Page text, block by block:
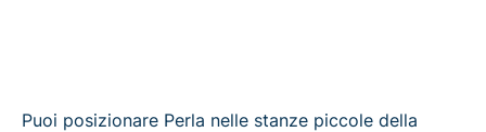
Puoi posizionare Perla nelle stanze piccole della